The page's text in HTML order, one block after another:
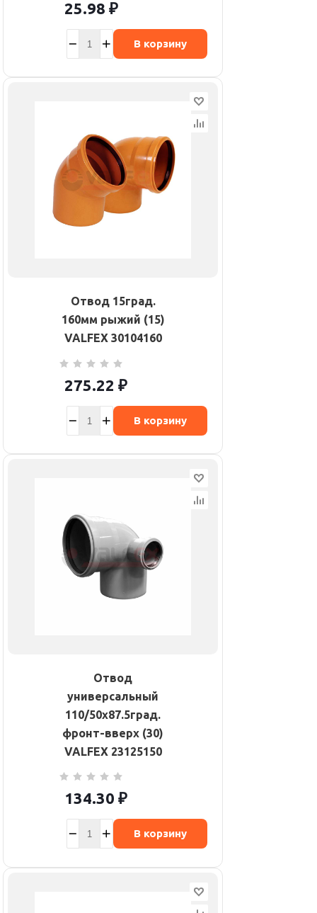
25.98 ₽
В корзину
Отвод 15град.
160мм рыжий (15)
VALFEX 30104160
275.22 ₽
В корзину
Отвод
универсальный
110/50х87.5град.
фронт-вверх (30)
VALFEX 23125150
134.30 ₽
В корзину